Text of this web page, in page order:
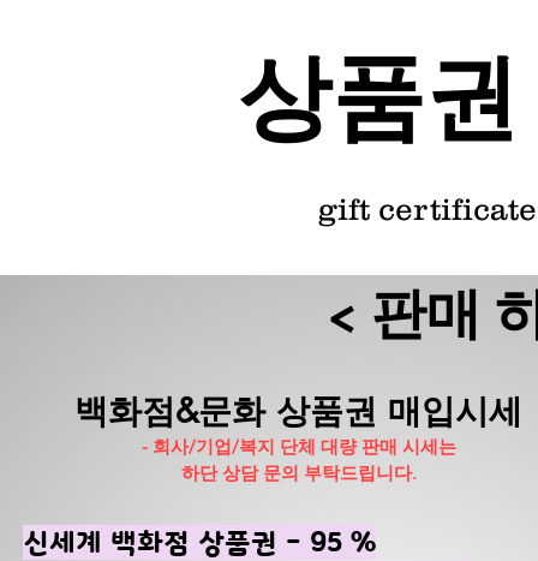
상품
gift
< 판매
백화점&문화 상품권 매입시세
- 회사/기업/복지 단체 대량 판매 시세는
하단 상담 문의 부탁드립니다.
신세계 백화점 상품권 - 95 %